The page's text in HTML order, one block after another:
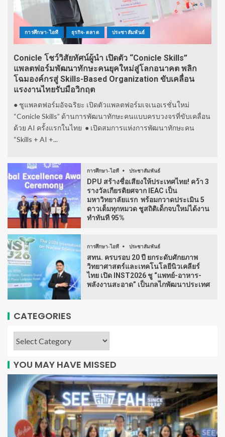
การศึกษา-ไอที ธุรกิจ-ตลาด ประชาสัมพันธ์
Conicle โชว์วิสัยทัศน์ผู้นำ เปิดตัว “Conicle Skills”
แพลตฟอร์มพัฒนาทักษะคนยุคใหม่สู่โลกอนาคต พลิก
โฉมองค์กรสู่ Skills-Based Organization ขับเคลื่อน
แรงงานไทยรับมือวิกฤต
● ชูแพลตฟอร์มอัจฉริยะ เปิดตัวแพลตฟอร์มเจเนอเรชั่นใหม่
“Conicle Skills” ด้านการพัฒนาทักษะคนแบบครบวงจรที่ขับเคลื่อน
ด้วย AI ครั้งแรกในไทย ● เปิดสมการแห่งการพัฒนาทักษะคน
“Skills + AI +...
การศึกษา-ไอที ประชาสัมพันธ์
DPU สร้างชื่อเสียงให้ประเทศไทย! คว้า 3
รางวัลเกียรติยศจาก IEAC เป็น
มหาวิทยาลัยแรก พร้อมกวาดประเมิน 5
ดาวเต็มทุกหมวด ชูสถิติเด็กจบใหม่ได้งาน
ทำทันที 95%
การศึกษา-ไอที ประชาสัมพันธ์
สทน. ครบรอบ 20 ปี ยกระดับศักยภาพ
วิทยาศาสตร์และเทคโนโลยีนิวเคลียร์
ไทย เปิด INST2026 ชู “แพทย์-อาหาร-
พลังงานสะอาด” เป็นกลไกพัฒนาประเทศ
CATEGORIES
YOU MAY HAVE MISSED